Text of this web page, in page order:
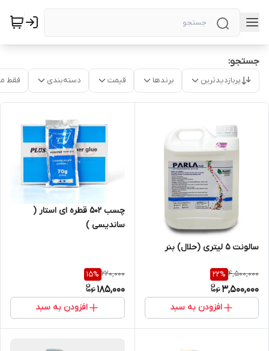
جستجو:
پربازدیدترین برندها قیمت دسته‌بندی فقط
سالونت 5 لیتری (حلال) بنر
4,500,000
22%
3,500,000
افزودن به سبد
چسب 502 قطره ای استار (
ساندیسی )
220,000
15%
185,000
افزودن به سبد